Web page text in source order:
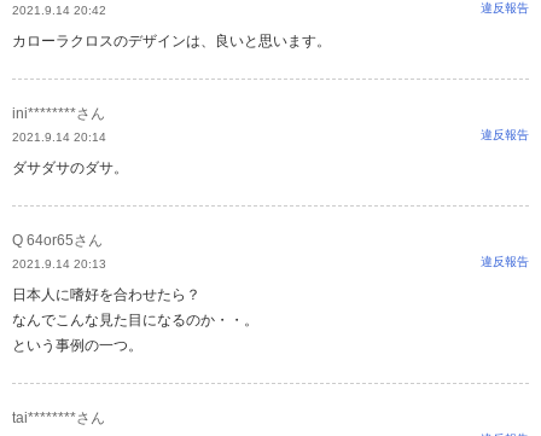
2021.9.14 20:42 違反報告
カローラクロスのデザインは、良いと思います。
ini********さん
2021.9.14 20:14 違反報告
ダサダサのダサ。
Q 64or65さん
2021.9.14 20:13 違反報告
日本人に嗜好を合わせたら？
なんでこんな見た目になるのか・・。
という事例の一つ。
tai********さん